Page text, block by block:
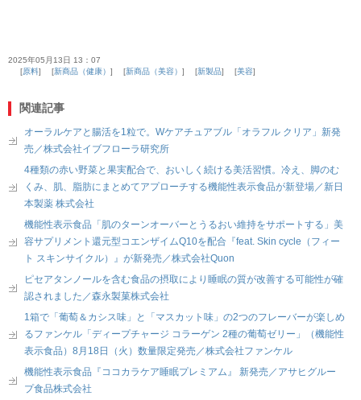
2025年05月13日 13：07
原料
新商品（健康） 新商品（美容） 新製品 美容
関連記事
オーラルケアと腸活を1粒で。Wケアチュアブル「オラフル クリア」新発
売／株式会社イブフローラ研究所
4種類の赤い野菜と果実配合で、おいしく続ける美活習慣。冷え、脚のむ
くみ、肌、脂肪にまとめてアプローチする機能性表示食品が新登場／新日
本製薬 株式会社
機能性表示食品「肌のターンオーバーとうるおい維持をサポートする」美
容サプリメント還元型コエンザイムQ10を配合『feat. Skin cycle（フィー
ト スキンサイクル）』が新発売／株式会社Quon
ピセアタンノールを含む食品の摂取により睡眠の質が改善する可能性が確
認されました／森永製菓株式会社
1箱で「葡萄＆カシス味」と「マスカット味」の2つのフレーバーが楽しめ
るファンケル「ディープチャージ コラーゲン 2種の葡萄ゼリー」（機能性
表示食品）8月18日（火）数量限定発売／株式会社ファンケル
機能性表示食品『ココカラケア睡眠プレミアム』 新発売／アサヒグルー
プ食品株式会社